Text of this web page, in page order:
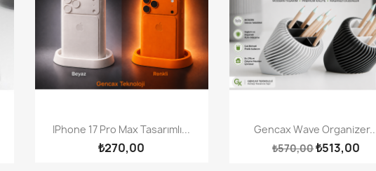
Hızlı Görünüm
IPhone 17 Pro Max Tasarımlı...
₺270,00
Hızlı Görünüm
Gencax Wave
₺570,00₺513,00